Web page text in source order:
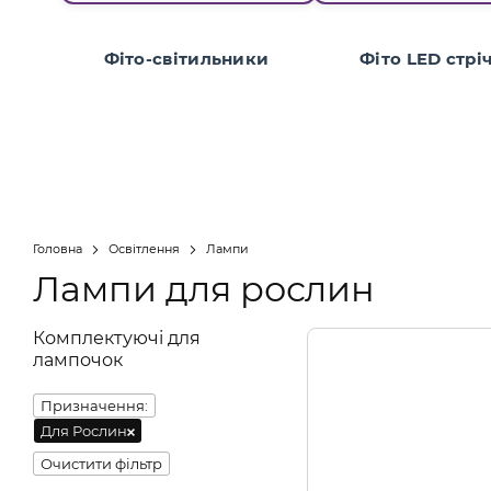
Фіто-світильники Фіто LED
Головна Освітлення Лампи
Лампи для рослин
Комплектуючі для
лампочок
Призначення:
Для Рослин
Очистити фільтр